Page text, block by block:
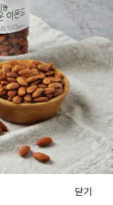
닫기